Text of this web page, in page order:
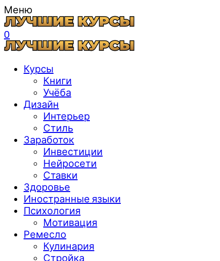
Меню
0
Курсы
Книги
Учёба
Дизайн
Интерьер
Стиль
Заработок
Инвестиции
Нейросети
Ставки
Здоровье
Иностранные языки
Психология
Мотивация
Ремесло
Кулинария
Стройка